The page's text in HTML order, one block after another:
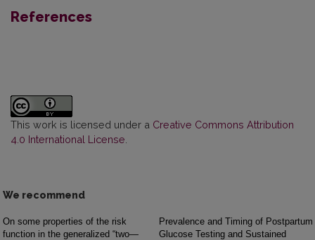
References
This work is licensed under a Creative Commons Attribution
4.0 International License
We recommend
On some properties of the risk
function in the generalized “two—
Prevalence and Timing of Postpartum
Glucose Testing and Sustained